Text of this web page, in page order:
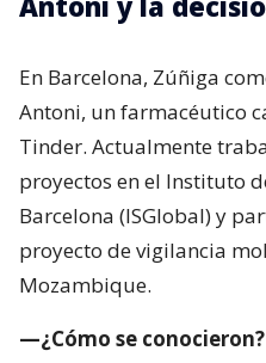
En Barcelona, Zúñiga
Antoni, un farmacéutico
Tinder. Actualmente
proyectos en el Instituto
Barcelona (ISGlobal) y
proyecto de vigilancia
Mozambique.
—¿Cómo se conocieron?